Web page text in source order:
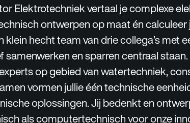
Elektrotechniek vertaal je complexe
ontwerpen op maat én
klein hecht team van drie collega’s met
samenwerken en sparren centraal
op gebied van watertechniek,
vormen jullie één technische
oplossingen. Jij bedenkt en
als computertechnisch voor onze